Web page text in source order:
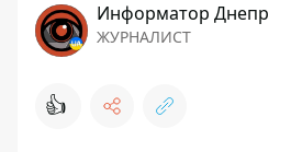
Информатор Днепр
ЖУРНАЛИСТ
👍